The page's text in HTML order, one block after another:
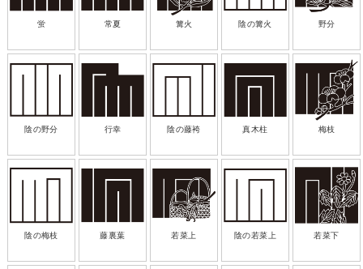
蛍 常夏 篝火 陰の篝火 野分
陰の野分 行幸 陰の藤袴 真木柱 梅枝
陰の梅枝 藤裏葉 若菜上 陰の若菜上 若菜下